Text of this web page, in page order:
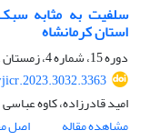
سلفیت به مثابه
استان کرمانشاه
دوره 15، شماره 4، زمستان 1401، صفحه
امید قادرزاده، کاوه عباسی
مشاهده مقاله
اصل